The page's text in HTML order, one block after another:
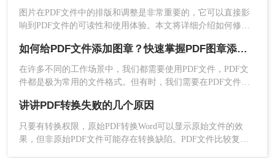
图片在PDF文件中的排版和调整是非常重要的，它可以直接影
响到PDF文件的可读性和使用体验。本文将详细介绍如何修改
如何给PDF文件添加图章？快速掌握PDF图章添加方法！
在许多不同的工作场景中，我们都需要使用PDF文件，PDF文
件都是极为常用的文件格式。但有时，我们需要在PDF文件上
需要在PDF文件中添加图章了。
讲讲PDF转换失败的几个原因
只要有转换权限，原始PDF转换Word可以显示原始文件的效
果，但非原始PDF文件可能存在转换缺陷。PDF文件比较复